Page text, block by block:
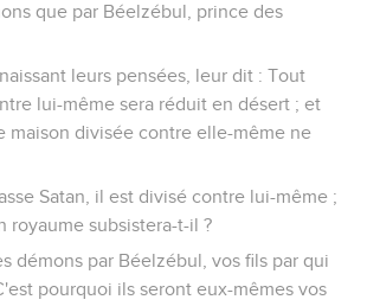
que par Béelzébul, prince des
leurs pensées, leur dit : Tout
lui-même sera réduit en désert ; et
maison divisée contre elle-même ne
Satan, il est divisé contre lui-même ;
royaume subsistera-t-il ?
démons par Béelzébul, vos fils par qui
pourquoi ils seront eux-mêmes vos